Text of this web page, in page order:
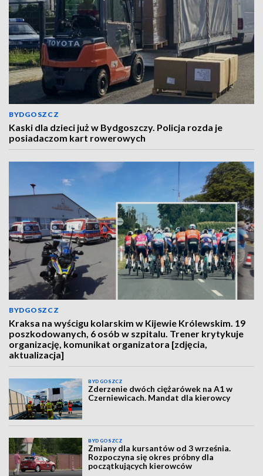
BYDGOSZCZ
Kaski dla dzieci już w Bydgoszczy. Policja rozda je
posiadaczom kart rowerowych
BYDGOSZCZ
Kraksa na wyścigu kolarskim w Kijewie Królewskim. 19
poszkodowanych, 6 osób w szpitalu. Trener krytykuje
organizację, komunikat organizatora [zdjęcia,
aktualizacja]
BYDGOSZCZ
Zderzenie dwóch ciężarówek na A1 w
Czerniewicach. Mandat dla kierowcy
BYDGOSZCZ
Zmiany dla kursantów od 3 września.
Rozpoczyna się okres próbny dla
początkujących kierowców